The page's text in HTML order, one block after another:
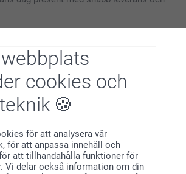
cookies och
för att analysera vår
för att anpassa innehåll och
att tillhandahålla funktioner för
Vi delar också information om din
för din fina recension!
glada att höra att chokladen blev en
hjärtans dag-present och att du är nöjd
och kvaliteten.